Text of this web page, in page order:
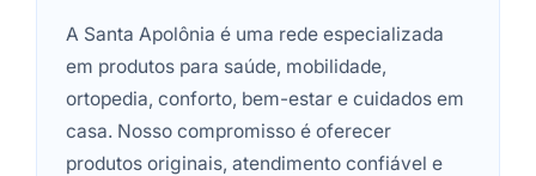
A Santa Apolônia é uma rede especializada
em produtos para saúde, mobilidade,
ortopedia, conforto, bem-estar e cuidados em
casa. Nosso compromisso é oferecer
produtos originais, atendimento confiável e